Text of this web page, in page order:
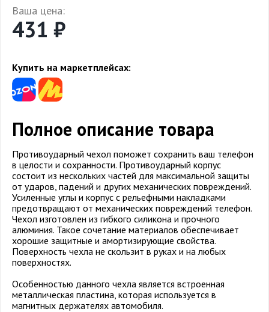
Ваша цена:
431 ₽
Купить на маркетплейсах:
Полное описание товара
Противоударный чехол поможет сохранить ваш телефон
в целости и сохранности. Противоударный корпус
состоит из нескольких частей для максимальной защиты
от ударов, падений и других механических повреждений.
Усиленные углы и корпус с рельефными накладками
предотвращают от механических повреждений телефон.
Чехол изготовлен из гибкого силикона и прочного
алюминия. Такое сочетание материалов обеспечивает
хорошие защитные и амортизирующие свойства.
Поверхность чехла не скользит в руках и на любых
поверхностях.
Особенностью данного чехла является встроенная
металлическая пластина, которая используется в
магнитных держателях автомобиля.